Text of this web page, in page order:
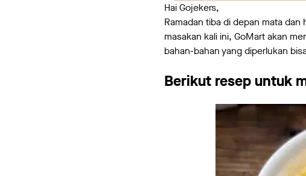
Hai Gojekers,
Ramadan tiba di depan mata
masakan kali ini, GoMart akan
bahan-bahan yang diperlukan
Berikut resep untuk